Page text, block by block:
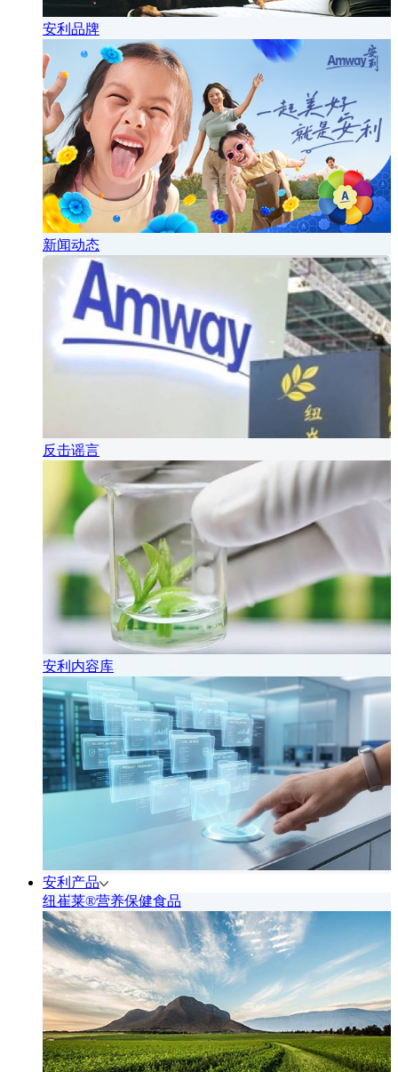
安利品牌
新闻动态
反击谣言
安利内容库
安利产品
纽崔莱®营养保健食品